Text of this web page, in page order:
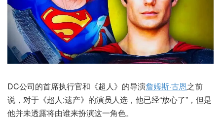
DC公司的首席执行官和《超人》的导演詹姆斯·古恩之前
说，对于《超人:遗产》的演员人选，他已经“放心了”，但是
他并未透露将由谁来扮演这一角色。